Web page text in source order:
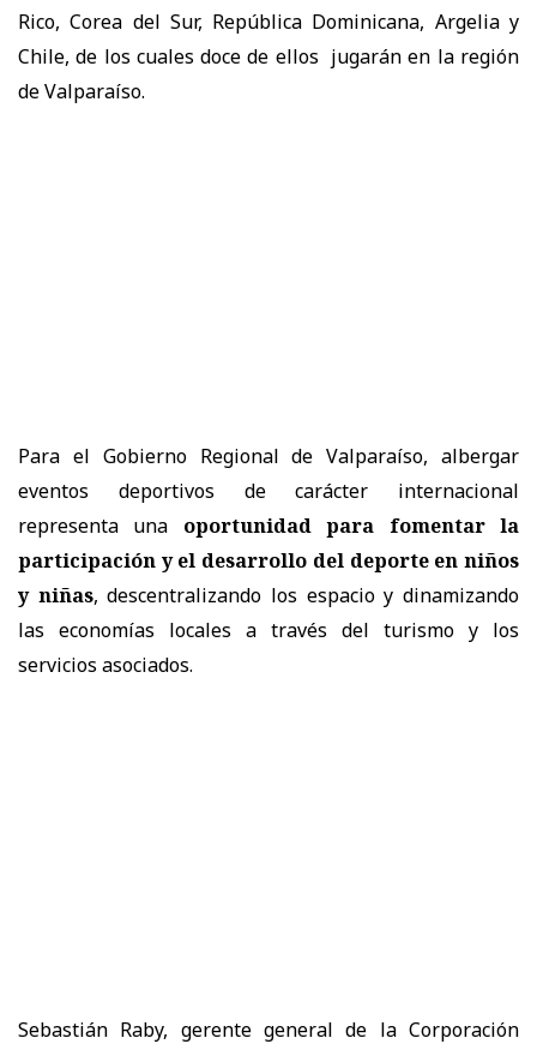
Rico, Corea del Sur, República Dominicana, Argelia y
Chile, de los cuales doce de ellos jugarán en la región
de Valparaíso.
Para el Gobierno Regional de Valparaíso, albergar
eventos deportivos de carácter internacional
representa una
oportunidad para fomentar la
participación y el desarrollo del deporte en niños
y niñas, descentralizando los espacio y dinamizando
las economías locales a través del turismo y los
servicios asociados.
Sebastián Raby, gerente general de la Corporación